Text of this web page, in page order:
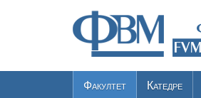
Факултет Катедре